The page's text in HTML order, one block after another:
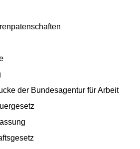
der Bundesagentur für Arbeit